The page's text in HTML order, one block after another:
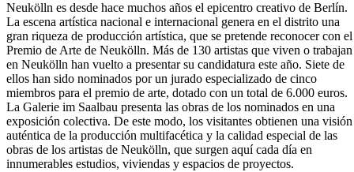
Neukölln es desde hace muchos años el epicentro creativo de Berlín.
La escena artística nacional e internacional genera en el distrito una
gran riqueza de producción artística, que se pretende reconocer con el
Premio de Arte de Neukölln. Más de 130 artistas que viven o trabajan
en Neukölln han vuelto a presentar su candidatura este año. Siete de
ellos han sido nominados por un jurado especializado de cinco
miembros para el premio de arte, dotado con un total de 6.000 euros.
La Galerie im Saalbau presenta las obras de los nominados en una
exposición colectiva. De este modo, los visitantes obtienen una visión
auténtica de la producción multifacética y la calidad especial de las
obras de los artistas de Neukölln, que surgen aquí cada día en
innumerables estudios, viviendas y espacios de proyectos.